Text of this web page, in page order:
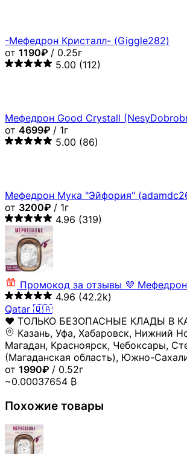
-Мефедрон Кристалл- (Giggle282)
от 1190₽ / 0.25г
5.00 (112)
Мефедрон Good Crystall
от 4699₽ / 1г
5.00 (86)
Мефедрон Мука "Эйфория"
от 3200₽ / 1г
4.96 (319)
Промокод за отзывы 💜
4.96 (42.2k)
Qatar 🇶🇦
♥️ ТОЛЬКО БЕЗОПАСНЫЕ КЛАДЫ В
Казань, Уфа, Хабаровск, Нижний
Магадан, Красноярск, Чебоксары,
(Магаданская область), Южно-
от 1990₽ / 0.52г
~0.00037654 ₿
Похожие товары